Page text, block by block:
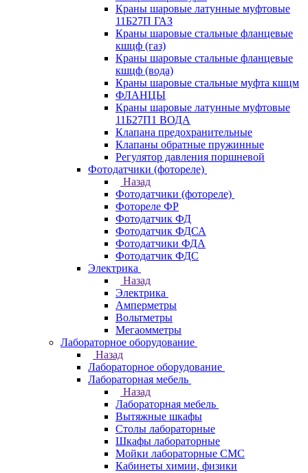
Краны шаровые латунные муфтовые
11Б27П ГАЗ
Краны шаровые стальные фланцевые
кшцф (газ)
Краны шаровые стальные фланцевые
кшцф (вода)
Краны шаровые стальные муфта кшцм
ФЛАНЦЫ
Краны шаровые латунные муфтовые
11Б27П1 ВОДА
Клапана предохранительные
Клапаны обратные пружинные
Регулятор давления поршневой
Фотодатчики (фотореле)
Назад
Фотодатчики (фотореле)
Фотореле ФР
Фотодатчик ФД
Фотодатчик ФДСА
Фотодатчики ФДА
Фотодатчик ФДС
Электрика
Назад
Электрика
Амперметры
Вольтметры
Мегаомметры
Лабораторное оборудование
Назад
Лабораторное оборудование
Лабораторная мебель
Назад
Лабораторная мебель
Вытяжные шкафы
Столы лабораторные
Шкафы лабораторные
Мойки лабораторные СМС
Кабинеты химии, физики